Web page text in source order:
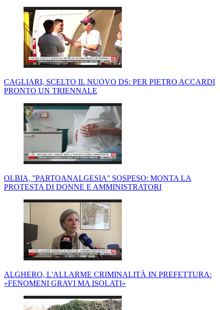
CAGLIARI, SCELTO IL NUOVO DS: PER PIETRO ACCARDI
PRONTO UN TRIENNALE
OLBIA, ''PARTOANALGESIA'' SOSPESO: MONTA LA
PROTESTA DI DONNE E AMMINISTRATORI
ALGHERO, L'ALLARME CRIMINALITÀ IN PREFETTURA:
«FENOMENI GRAVI MA ISOLATI»